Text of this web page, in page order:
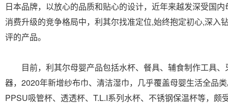
日本品牌，以放心的品质和贴心的设计，近年来越发深受国
消费升级的竞争格局中，利其尔找准定位,始终抱定初心,深入
评的产品。
目前，利其尔母婴产品包括水杯、餐具、辅食制作工具、
器，2020年新增纱布巾、清洁湿巾，几乎覆盖母婴生活全品
PPSU吸管杯、透透杯、T.L.I系列水杯、不锈钢保温杯等，颇